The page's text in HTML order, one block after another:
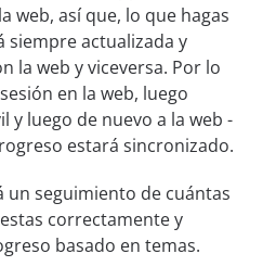
web, así que, lo que hagas
siempre actualizada y
la web y viceversa. Por lo
en la web, luego
y luego de nuevo a la web -
estará sincronizado.
un seguimiento de cuántas
correctamente y
basado en temas.